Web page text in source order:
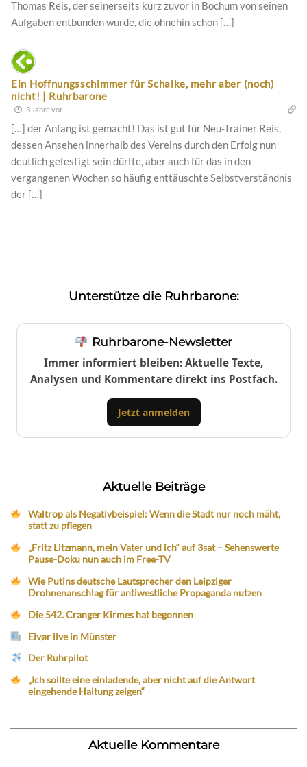
Thomas Reis, der seinerseits kurz zuvor in Bochum von seinen
Aufgaben entbunden wurde, die ohnehin schon […]
Ein Hoffnungsschimmer für Schalke, mehr aber (noch)
nicht! | Ruhrbarone
3 Jahre vor
[…] der Anfang ist gemacht! Das ist gut für Neu-Trainer Reis,
dessen Ansehen innerhalb des Vereins durch den Erfolg nun
deutlich gefestigt sein dürfte, aber auch für das in den
vergangenen Wochen so häufig enttäuschte Selbstverständnis
der […]
Unterstütze die Ruhrbarone:
Ruhrbarone-Newsletter
Immer informiert bleiben: Aktuelle Texte,
Analysen und Kommentare direkt ins Postfach.
Jetzt anmelden
Aktuelle Beiträge
Waltrop als Negativbeispiel: Wenn die Stadt nur noch mäht,
statt zu pflegen
„Fritz Litzmann, mein Vater und ich“ auf 3sat – Sehenswerte
Pause-Doku nun auch im Free-TV
Wie Putins deutsche Lautsprecher den Leipziger
Drohnenanschlag für antiwestliche Propaganda nutzen
Die 542. Cranger Kirmes hat begonnen
Eivør live in Münster
Der Ruhrpilot
„Ich sollte eine einladende, aber nicht auf die Antwort
eingehende Haltung zeigen“
Aktuelle Kommentare